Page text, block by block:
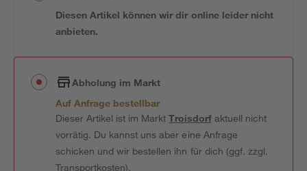
Diesen Artikel können wir dir online leider nicht
anbieten.
Abholung im Markt
Auf Anfrage bestellbar
Dieser Artikel ist im MarktTroisdorfaktuell nicht
vorrätig. Du kannst uns aber eine Anfrage
schicken und wir bestellen ihn für dich (ggf. zzgl.
Transportkosten).